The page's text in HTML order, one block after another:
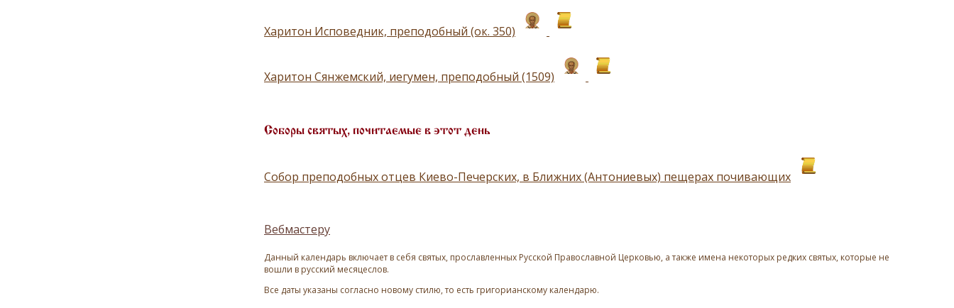
Харитон Исповедник, преподобный (ок. 350)
Харитон Сянжемский, иегумен, преподобный (1509)
Соборы святых, почитаемые в этот день
Собор преподобных отцев Киево-Печерских, в Ближних (Антониевых) пещерах почивающих
Вебмастеру
Данный календарь включает в себя святых, прославленных Русской Православной Церковью, а также имена некоторых редких святых, которые не
вошли в русский месяцеслов.
Все даты указаны согласно новому стилю, то есть григорианскому календарю.